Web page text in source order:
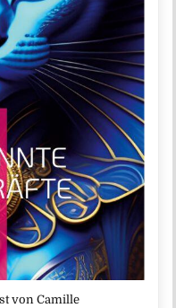
von Camille